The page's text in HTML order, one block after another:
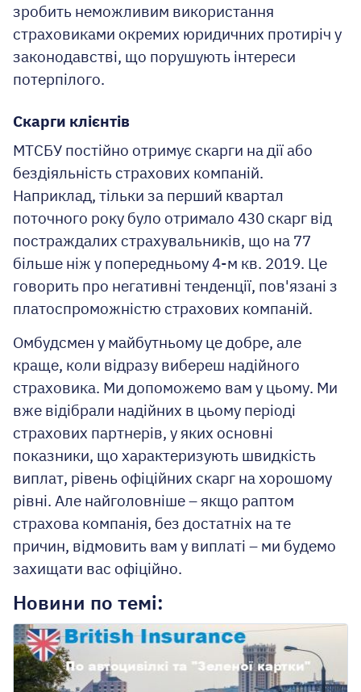
зробить неможливим використання
страховиками окремих юридичних протиріч у
законодавстві, що порушують інтереси
потерпілого.
Скарги клієнтів
МТСБУ постійно отримує скарги на дії або
бездіяльність страхових компаній.
Наприклад, тільки за перший квартал
поточного року було отримало 430 скарг від
постраждалих страхувальників, що на 77
більше ніж у попередньому 4-м кв. 2019. Це
говорить про негативні тенденції, пов'язані з
платоспроможністю страхових компаній.
Омбудсмен у майбутньому це добре, але
краще, коли відразу вибереш надійного
страховика. Ми допоможемо вам у цьому. Ми
вже відібрали надійних в цьому періоді
страхових партнерів, у яких основні
показники, що характеризують швидкість
виплат, рівень офіційних скарг на хорошому
рівні. Але найголовніше – якщо раптом
страхова компанія, без достатніх на те
причин, відмовить вам у виплаті – ми будемо
захищати вас офіційно.
Новини по темі: